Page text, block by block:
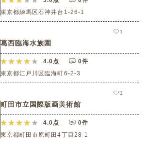
東京都練馬区石神井台1-26-1
1
葛西臨海水族園
4.0点
0件
東京都江戸川区臨海町6-2-3
1
町田市立国際版画美術館
4.0点
0件
東京都町田市原町田4丁目28-1